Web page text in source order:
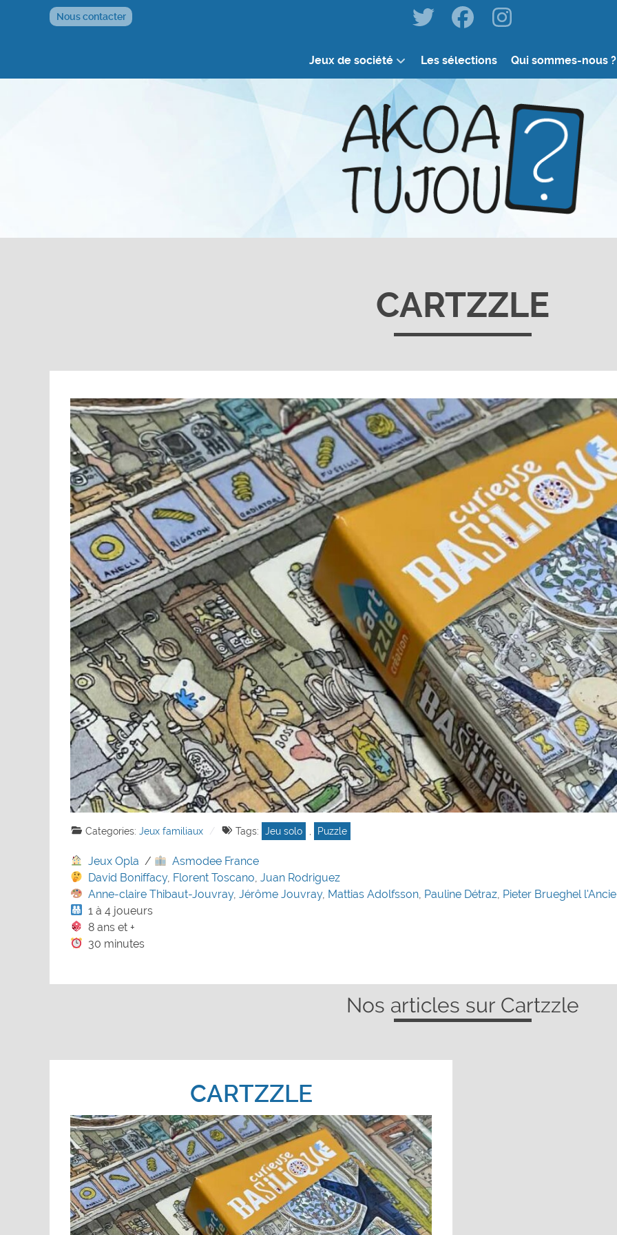
Nous contacter
Jeux de société Les sélections Qui sommes-nous ?
CARTZZLE
Categories: Jeux familiaux Tags: Jeu solo Puzzle
Jeux Opla /
Asmodee France
David Boniffacy, Florent Toscano ,Juan Rodriguez
Anne-claire Thibaut-Jouvray,Jérôme Jouvray, Mattias Adolfsson Pauline Détraz Pieter Brueghel
1 à 4 joueurs
8 ans et +
30 minutes
Nos articles sur Cartzzle
CARTZZLE